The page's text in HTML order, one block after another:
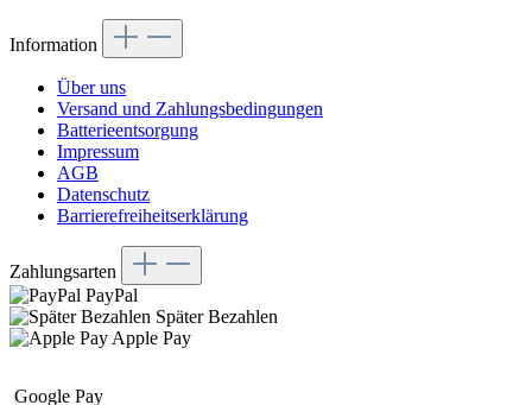
Information
Über uns
Versand und Zahlungsbedingungen
Batterieentsorgung
Impressum
AGB
Datenschutz
Barrierefreiheitserklärung
Zahlungsarten
PayPal
Später Bezahlen
Apple Pay
Google Pay